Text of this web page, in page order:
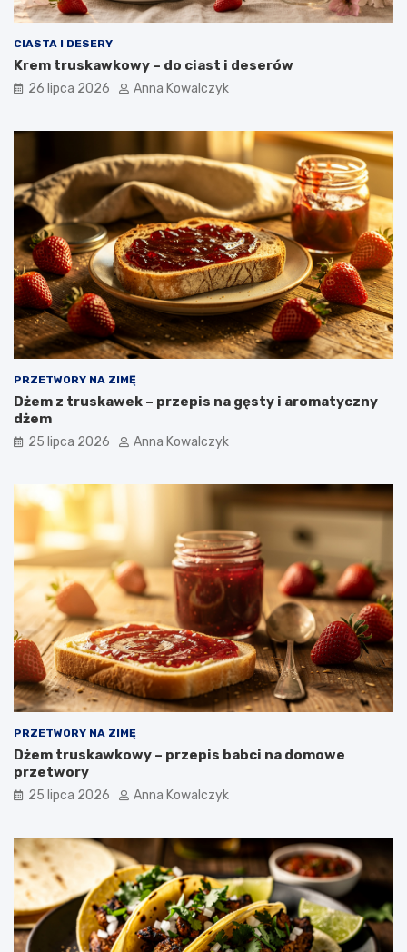
CIASTA I DESERY
Krem truskawkowy – do ciast i deserów
26 lipca 2026 Anna Kowalczyk
PRZETWORY NA ZIMĘ
Dżem z truskawek – przepis na gęsty i aromatyczny
dżem
25 lipca 2026 Anna Kowalczyk
PRZETWORY NA ZIMĘ
Dżem truskawkowy – przepis babci na domowe
przetwory
25 lipca 2026 Anna Kowalczyk